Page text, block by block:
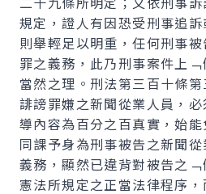
規定，證人有因恐受刑事追訴
則舉輕足以明重，任何刑事
罪之義務，此乃刑事案件上
當然之理。刑法第三百十條
誹謗罪嫌之新聞從業人員，
導內容為百分之百真實，始
同課予身為刑事被告之新聞
義務，顯然已違背對被告之
憲法所規定之正當法律程序